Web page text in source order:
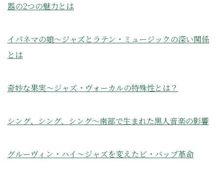
器の2つの魅力とは
イパネマの娘〜ジャズとラテン・ミュージックの深い関係
とは
奇妙な果実〜ジャズ・ヴォーカルの特殊性とは？
シング、シング、シング〜南部で生まれた黒人音楽の影響
グルーヴィン・ハイ〜ジャズを変えたビ・バップ革命